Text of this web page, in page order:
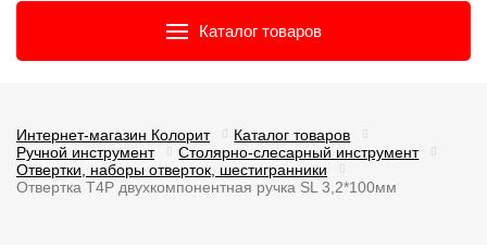
Каталог товаров
Интернет-магазин Колорит
Каталог товаров
Ручной инструмент
Столярно-слесарный инструмент
Отвертки, наборы отверток, шестигранники
Отвертка T4P двухкомпонентная ручка SL 3,2*100мм